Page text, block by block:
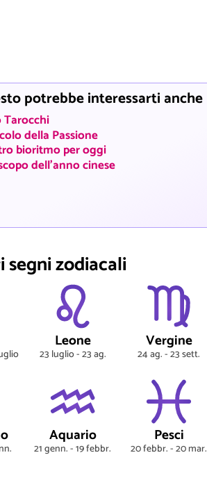
potrebbe interessarti anche
della Passione
bioritmo per oggi
dell'anno cinese
zodiacali
Leone
23 luglio - 23 ag.
Vergine
24 ag. - 23 sett.
Aquario
21 genn. - 19 febbr.
Pesci
20 febbr. - 20 mar.